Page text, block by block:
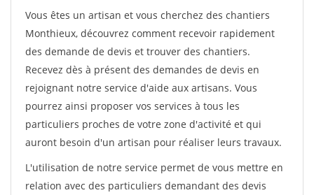
Vous êtes un artisan et vous cherchez des chantiers
Monthieux, découvrez comment recevoir rapidement
des demande de devis et trouver des chantiers.
Recevez dès à présent des demandes de devis en
rejoignant notre service d'aide aux artisans. Vous
pourrez ainsi proposer vos services à tous les
particuliers proches de votre zone d'activité et qui
auront besoin d'un artisan pour réaliser leurs travaux.
L'utilisation de notre service permet de vous mettre en
relation avec des particuliers demandant des devis